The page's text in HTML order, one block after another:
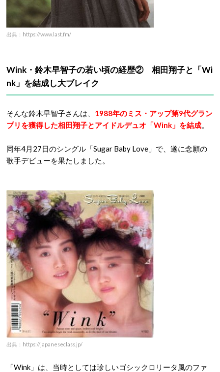
出典：https://www.last.fm/
Wink・鈴木早智子の若い頃の経歴② 相田翔子と「Wi
nk」を結成し大ブレイク
そんな鈴木早智子さんは、 1988年のミス・アップ第9代グラン
プリを獲得した相田翔子とアイドルデュオ「Wink」を結成。
同年4月27日のシングル「Sugar Baby Love」で、遂に念願の
歌手デビューを果たしました。
出典：https://japaneseclass.jp/
「Wink」は、当時としては珍しいゴシックロリータ風のファ